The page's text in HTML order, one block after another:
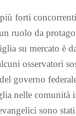
forti
ruolo da
su mercato è
osservatori
governo
nelle comunità
sono